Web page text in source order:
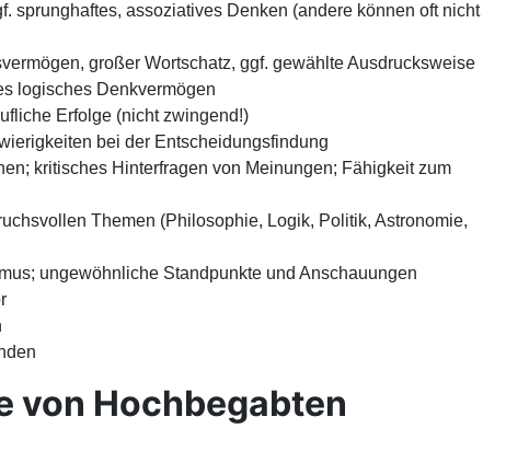
sprunghaftes, assoziatives Denken (andere können oft nicht
großer Wortschatz, ggf. gewählte Ausdrucksweise
logisches Denkvermögen
Erfolge (nicht zwingend!)
bei der Entscheidungsfindung
kritisches Hinterfragen von Meinungen; Fähigkeit zum
Themen (Philosophie, Logik, Politik, Astronomie,
ungewöhnliche Standpunkte und Anschauungen
von Hochbegabten